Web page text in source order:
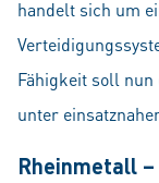
handelt sich um
Fähigkeit soll
unter
Rheinmetall